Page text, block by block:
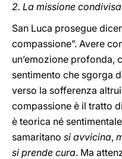
2. La missione
San Luca prosegue
compassione”. Avere
un’emozione profonda,
sentimento che sgorga
verso la sofferenza
compassione è il tratto
è teorica né
samaritano si avvicina,
si prende cura. Ma